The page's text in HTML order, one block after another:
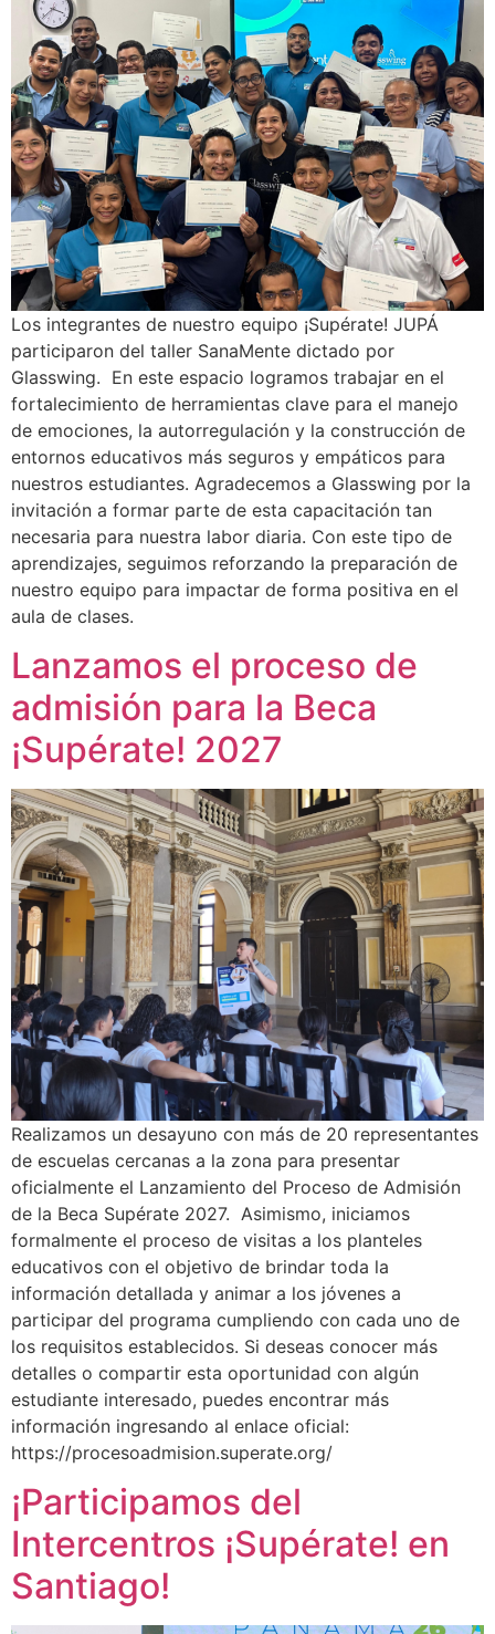
Los integrantes de nuestro equipo ¡Supérate! JUPÁ
participaron del taller SanaMente dictado por
Glasswing. En este espacio logramos trabajar en el
fortalecimiento de herramientas clave para el manejo
de emociones, la autorregulación y la construcción de
entornos educativos más seguros y empáticos para
nuestros estudiantes. Agradecemos a Glasswing por la
invitación a formar parte de esta capacitación tan
necesaria para nuestra labor diaria. Con este tipo de
aprendizajes, seguimos reforzando la preparación de
nuestro equipo para impactar de forma positiva en el
aula de clases.
Lanzamos el proceso de
admisión para la Beca
¡Supérate! 2027
Realizamos un desayuno con más de 20 representantes
de escuelas cercanas a la zona para presentar
oficialmente el Lanzamiento del Proceso de Admisión
de la Beca Supérate 2027. Asimismo, iniciamos
formalmente el proceso de visitas a los planteles
educativos con el objetivo de brindar toda la
información detallada y animar a los jóvenes a
participar del programa cumpliendo con cada uno de
los requisitos establecidos. Si deseas conocer más
detalles o compartir esta oportunidad con algún
estudiante interesado, puedes encontrar más
información ingresando al enlace oficial:
https://procesoadmision.superate.org/
¡Participamos del
Intercentros ¡Supérate! en
Santiago!